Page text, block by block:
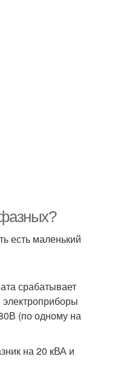
есть маленький
срабатывает
(по одному на
на 20 кВА и